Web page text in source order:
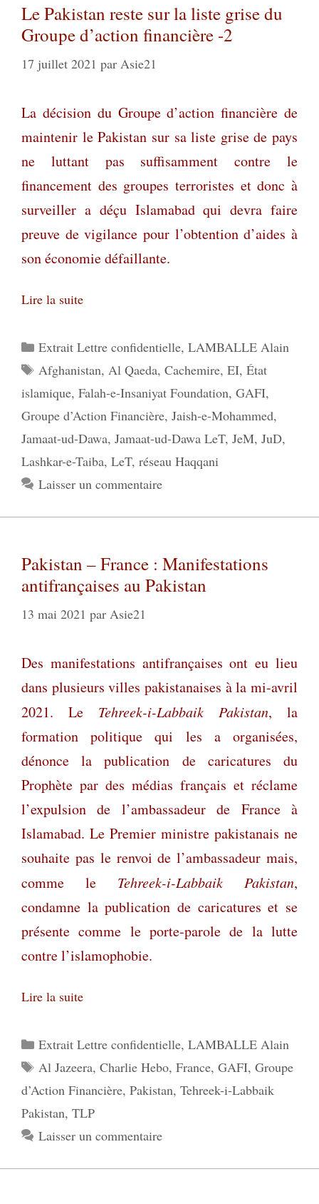
Le Pakistan reste sur la liste grise du
Groupe d’action financière -2
17 juillet 2021 par Asie21
La décision du Groupe d’action financière de
maintenir le Pakistan sur sa liste grise de pays
ne luttant pas suffisamment contre le
financement des groupes terroristes et donc à
surveiller a déçu Islamabad qui devra faire
preuve de vigilance pour l’obtention d’aides à
son économie défaillante.
Lire la suite
Catégories
Extrait Lettre confidentielle, LAMBALLE Alain
Étiquettes
Afghanistan, Al Qaeda, Cachemire, EI, État
islamique, Falah-e-Insaniyat Foundation, GAFI,
Groupe d’Action Financière, Jaish-e-Mohammed,
Jamaat-ud-Dawa, Jamaat-ud-Dawa LeT, JeM, JuD,
Lashkar-e-Taiba, LeT, réseau Haqqani
Laisser un commentaire
Pakistan – France : Manifestations
antifrançaises au Pakistan
13 mai 2021 par Asie21
Des manifestations antifrançaises ont eu lieu
dans plusieurs villes pakistanaises à la mi-avril
2021. Le Tehreek-i-Labbaik Pakistan,
la
formation politique qui les a organisées,
dénonce la publication de caricatures du
Prophète par des médias français et réclame
l’expulsion de l’ambassadeur de France à
Islamabad. Le Premier ministre pakistanais ne
souhaite pas le renvoi de l’ambassadeur mais,
comme le Tehreek-i-Labbaik Pakistan,
condamne la publication de caricatures et se
présente comme le porte-parole de la lutte
contre l’islamophobie.
Lire la suite
Catégories
Extrait Lettre confidentielle, LAMBALLE Alain
Étiquettes
Al Jazeera, Charlie Hebo, France, GAFI, Groupe
d’Action Financière, Pakistan, Tehreek-i-Labbaik
Pakistan, TLP
Laisser un commentaire